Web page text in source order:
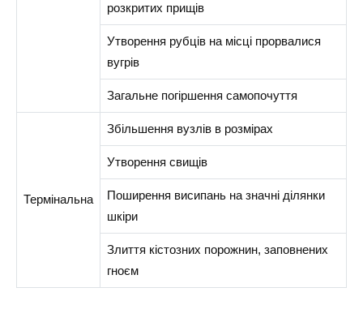
розкритих прищів
Утворення рубців на місці прорвалися
вугрів
Загальне погіршення самопочуття
Термінальна
Збільшення вузлів в розмірах
Утворення свищів
Поширення висипань на значні ділянки
шкіри
Злиття кістозних порожнин, заповнених
гноєм